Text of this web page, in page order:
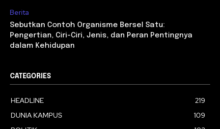
Berita
Sebutkan Contoh Organisme Bersel Satu:
Pengertian, Ciri-Ciri, Jenis, dan Peran Pentingnya
dalam Kehidupan
CATEGORIES
HEADLINE
219
DUNIA KAMPUS
109